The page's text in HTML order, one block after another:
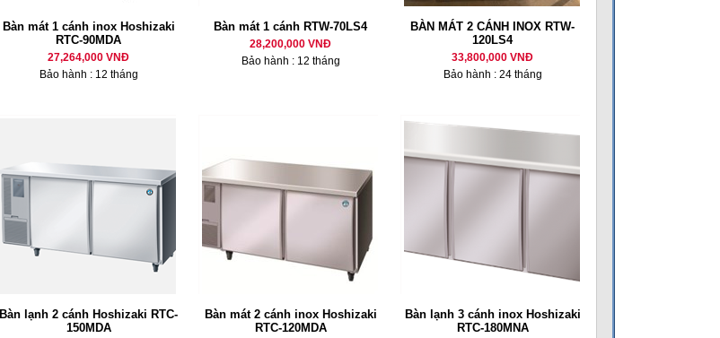
Bàn mát 1 cánh inox Hoshizaki
RTC-90MDA
27,264,000 VNĐ
Bảo hành : 12 tháng
Bàn mát 1 cánh RTW-70LS4
28,200,000 VNĐ
Bảo hành : 12 tháng
BÀN MÁT 2 CÁNH INOX RTW-
120LS4
33,800,000 VNĐ
Bảo hành : 24 tháng
Bàn lạnh 2 cánh Hoshizaki RTC-
150MDA
Bàn mát 2 cánh inox Hoshizaki
RTC-120MDA
Bàn lạnh 3 cánh inox Hoshizaki
RTC-180MNA